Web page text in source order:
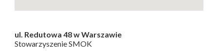
ul. Redutowa 48 w Warszawie
Stowarzyszenie SMOK